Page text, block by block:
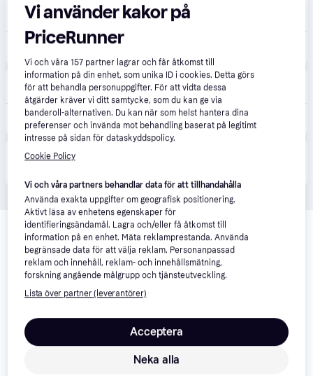
Hulténs
Fri frakt
Sommarboden
Fri frakt, 3-10 dagar
Loungebox 200 - Metallic Mörkgrå 19 699 kr
Produkten finns även hos
Relaterade produkter
Vi har plockat fram ett urval av produkter som kanske skulle
intressera dig. Visa alla
Vi använder kakor på
PriceRunner
Vi och våra157 partner lagrar och får åtkomst till
information på din enhet, som unika ID i cookies. Detta görs
för att behandla personuppgifter. För att vidta dessa
åtgärder kräver vi ditt samtycke, som du kan ge via
banderoll-alternativen. Du kan när som helst hantera dina
preferenser och invända mot behandling baserat på legitimt
intresse på sidan för dataskyddspolicy.
Cookie Policy
Vi och våra partners behandlar data för att tillhandahålla
Använda exakta uppgifter om geografisk positionering.
Aktivt läsa av enhetens egenskaper för
identifieringsändamål. Lagra och/eller få åtkomst till
information på en enhet. Mäta reklamprestanda. Använda
begränsade data för att välja reklam. Personanpassad
reklam och innehåll, reklam- och innehållsmätning,
forskning angående målgrupp och tjänsteutveckling.
Lista över partner (leverantörer)
Neka alla
Acceptera